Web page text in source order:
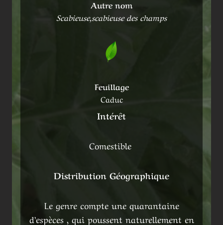
Autre nom
Scabieuse,scabieuse des champs
Feuillage
Caduc
Intérêt
Comestible
Distribution Géographique
Le genre compte une quarantaine
d’espèces , qui poussent naturellement en